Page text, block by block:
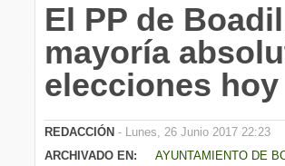
El PP de
mayoría
elecciones hoy
REDACCIÓN - Lunes, 26 Junio 2017 22:23
ARCHIVADO EN:
AYUNTAMIENTO DE